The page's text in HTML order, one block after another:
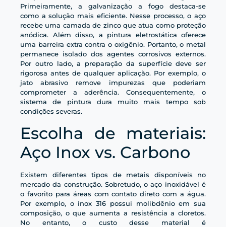
Primeiramente, a galvanização a fogo destaca-se
como a solução mais eficiente. Nesse processo, o aço
recebe uma camada de zinco que atua como proteção
anódica. Além disso, a pintura eletrostática oferece
uma barreira extra contra o oxigênio. Portanto, o metal
permanece isolado dos agentes corrosivos externos.
Por outro lado, a preparação da superfície deve ser
rigorosa antes de qualquer aplicação. Por exemplo, o
jato abrasivo remove impurezas que poderiam
comprometer a aderência. Consequentemente, o
sistema de pintura dura muito mais tempo sob
condições severas.
Escolha de materiais:
Aço Inox vs. Carbono
Existem diferentes tipos de metais disponíveis no
mercado da construção. Sobretudo, o aço inoxidável é
o favorito para áreas com contato direto com a água.
Por exemplo, o inox 316 possui molibdênio em sua
composição, o que aumenta a resistência a cloretos.
No entanto, o custo desse material é